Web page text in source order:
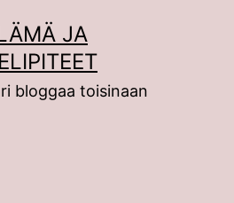
JA
bloggaa toisinaan